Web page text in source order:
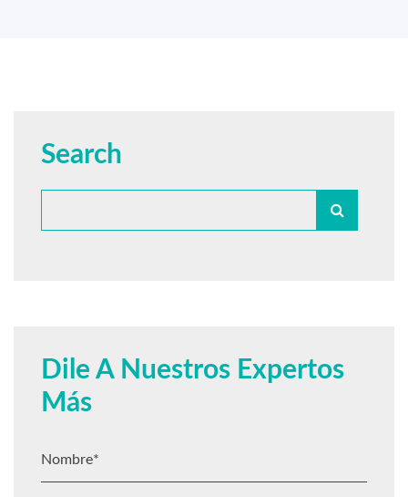
Search
Dile A Nuestros Expertos
Más